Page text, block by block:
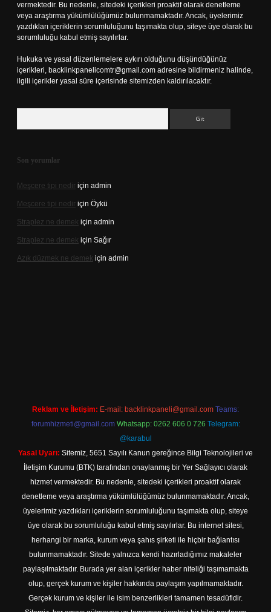
vermektedir. Bu nedenle, sitedeki içerikleri proaktif olarak denetleme
veya araştırma yükümlülüğümüz bulunmamaktadır. Ancak, üyelerimiz
yazdıkları içeriklerin sorumluluğunu taşımakta olup, siteye üye olarak bu
sorumluluğu kabul etmiş sayılırlar.
Hukuka ve yasal düzenlemelere aykırı olduğunu düşündüğünüz
içerikleri, backlinkpanelicomtr@gmail.com adresine bildirmeniz halinde,
ilgili içerikler yasal süre içerisinde sitemizden kaldırılacaktır.
Son yorumlar
Meşcere tipi nedir için admin
Meşcere tipi nedir için Öykü
Straplez ne demek için admin
Straplez ne demek için Sağır
Azık düzmek ne demek için admin
Reklam ve İletişim: E-mail: backlinkpaneli@gmail.com Teams:
forumhizmeti@gmail.com Whatsapp: 0262 606 0 726 Telegram:
@karabul
Yasal Uyarı: Sitemiz, 5651 Sayılı Kanun gereğince Bilgi Teknolojileri ve
İletişim Kurumu (BTK) tarafından onaylanmış bir Yer Sağlayıcı olarak
hizmet vermektedir. Bu nedenle, sitedeki içerikleri proaktif olarak
denetleme veya araştırma yükümlülüğümüz bulunmamaktadır. Ancak,
üyelerimiz yazdıkları içeriklerin sorumluluğunu taşımakta olup, siteye
üye olarak bu sorumluluğu kabul etmiş sayılırlar. Bu internet sitesi,
herhangi bir marka, kurum veya şahıs şirketi ile hiçbir bağlantısı
bulunmamaktadır. Sitede yalnızca kendi hazırladığımız makaleler
paylaşılmaktadır. Burada yer alan içerikler haber niteliği taşımamakta
olup, gerçek kurum ve kişiler hakkında paylaşım yapılmamaktadır.
Gerçek kurum ve kişiler ile isim benzerlikleri tamamen tesadüfidir.